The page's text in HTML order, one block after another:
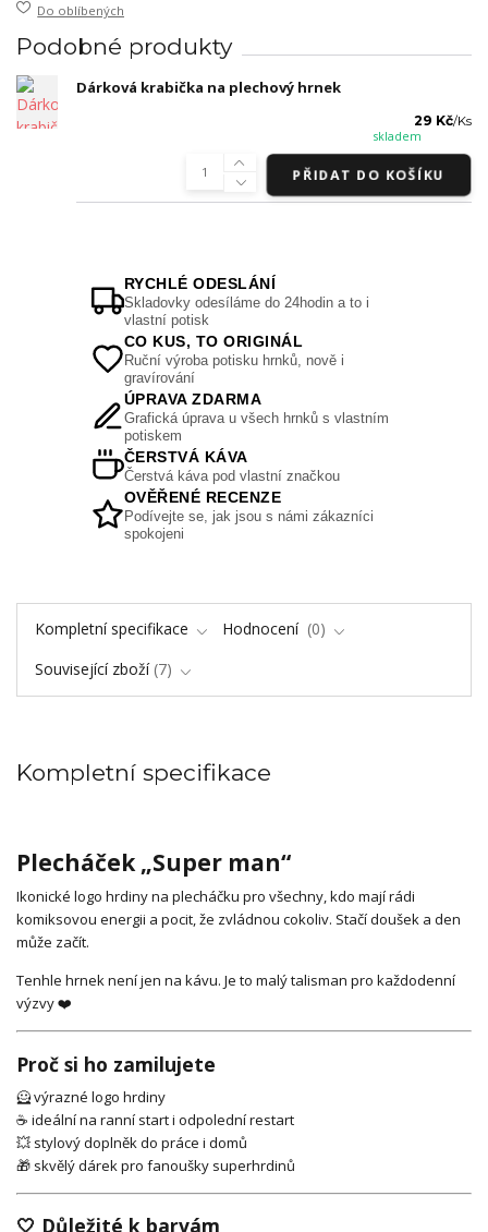
Do oblíbených
Podobné produkty
Dárková krabička na plechový hrnek
29 Kč/Ks
skladem
PŘIDAT DO KOŠÍKU
RYCHLÉ ODESLÁNÍ
Skladovky odesíláme do 24hodin a to i
vlastní potisk
CO KUS, TO ORIGINÁL
Ruční výroba potisku hrnků, nově i
gravírování
ÚPRAVA ZDARMA
Grafická úprava u všech hrnků s vlastním
potiskem
ČERSTVÁ KÁVA
Čerstvá káva pod vlastní značkou
OVĚŘENÉ RECENZE
Podívejte se, jak jsou s námi zákazníci
spokojeni
Kompletní specifikace Hodnocení
0
Související zboží 7
Kompletní specifikace
Plecháček „Super man“
Ikonické logo hrdiny na plecháčku pro všechny, kdo mají rádi
komiksovou energii a pocit, že zvládnou cokoliv. Stačí doušek a den
může začít.
Tenhle hrnek není jen na kávu. Je to malý talisman pro každodenní
výzvy ❤️
Proč si ho zamilujete
🦸 výrazné logo hrdiny
☕ ideální na ranní start i odpolední restart
💥 stylový doplněk do práce i domů
🎁 skvělý dárek pro fanoušky superhrdinů
🤍 Důležité k barvám